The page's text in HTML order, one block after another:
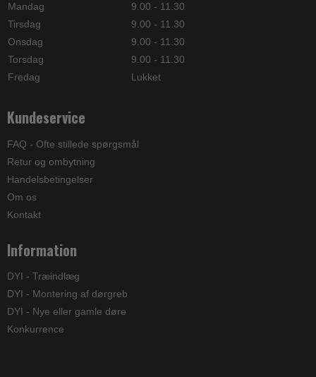
Mandag
9.00 - 11.30
Tirsdag
9.00 - 11.30
Onsdag
9.00 - 11.30
Torsdag
9.00 - 11.30
Fredag
Lukket
Kundeservice
FAQ - Ofte stillede spørgsmål
Retur og ombytning
Handelsbetingelser
Om os
Kontakt
Information
DYI - Træindlæg
DYI - Montering af dørgreb
DYI - Nye eller gamle døre
Konkurrence